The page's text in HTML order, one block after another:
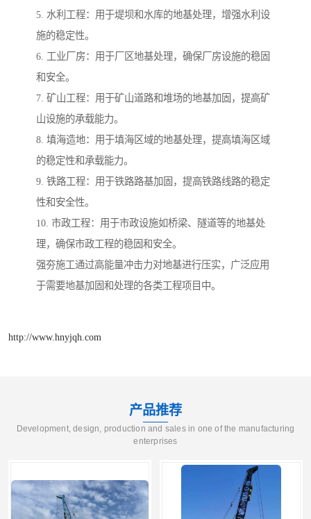
5. 水利工程：用于堤坝和水库的地基处理，增强水利设
施的稳定性。
6. 工业厂房：用于厂区地基处理，确保厂房设施的稳固
和安全。
7. 矿山工程：用于矿山道路和堆场的地基加固，提高矿
山设施的承载能力。
8. 填海造地：用于填海区域的地基处理，提高填海区域
的稳定性和承载能力。
9. 铁路工程：用于铁路路基加固，提高铁路线路的稳定
性和安全性。
10. 市政工程：用于市政设施如桥梁、隧道等的地基处
理，确保市政工程的稳固和安全。
强夯施工通过高能量冲击力对地基进行压实，广泛应用
于需要地基加固和处理的各类工程项目中。
http://www.hnyjqh.com
产品推荐
Development, design, production and sales in one of the manufacturing
enterprises